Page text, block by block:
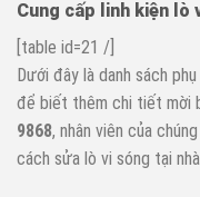
Cung cấp linh kiện lò
[table id=21 /]
Dưới đây là danh sách
để biết thêm chi tiết mời
9868, nhân viên của
cách sửa lò vi sóng tại